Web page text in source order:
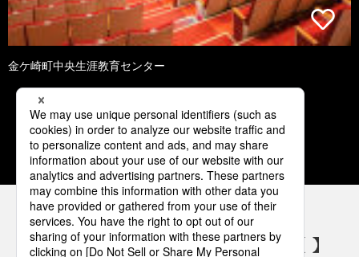
金ケ崎町中央生涯教育センター
1 2 3 4 5
パナソニックの電気設備 SNSアカウント